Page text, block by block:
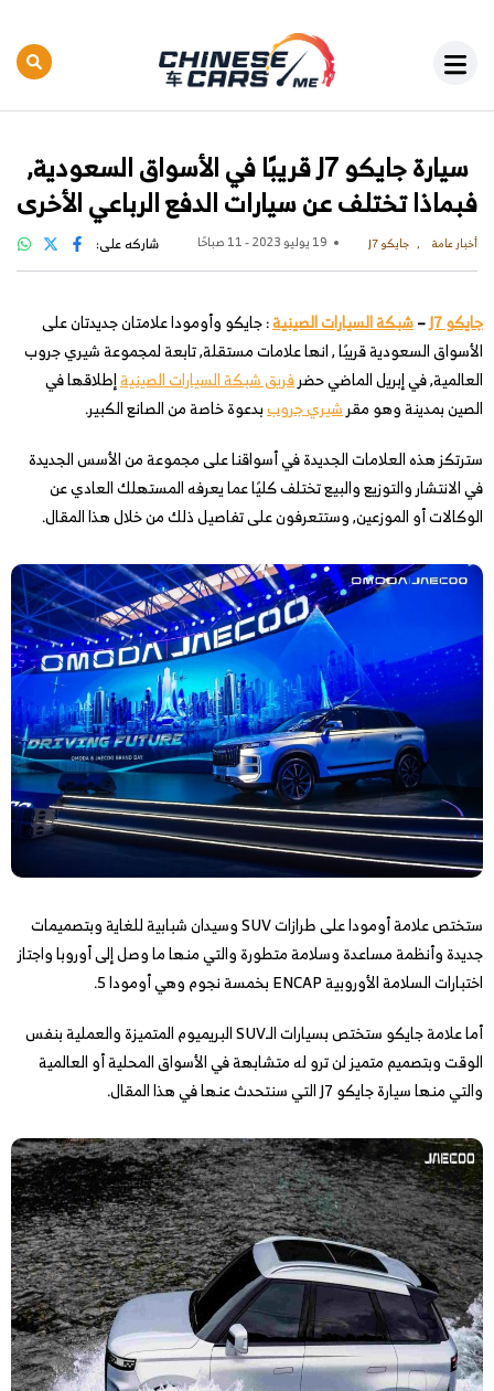
سيارة جايكو J7 قريبًا في الأسواق السعودية,
فبماذا تختلف عن سيارات الدفع الرباعي الأخرى
أخبار عامة جايكو J7 19 يوليو 2023 - 11 صباحًا شاركه على:
جايكو J7 –شبكة السيارات الصينية: جايكو وأومودا علامتان جديدتان على
الأسواق السعودية قريبًا , انها علامات مستقلة, تابعة لمجموعة شيري جروب
العالمية, في إبريل الماضي حضرفريق شبكة السيارات الصينيةإطلاقها في
الصين بمدينة وهو مقر شيري جروببدعوة خاصة من الصانع الكبير.
سترتكز هذه العلامات الجديدة في أسواقنا على مجموعة من الأسس الجديدة
في الانتشار والتوزيع والبيع تختلف كليًا عما يعرفه المستهلك العادي عن
الوكالات أو الموزعين, وستتعرفون على تفاصيل ذلك من خلال هذا المقال.
ستختص علامة أومودا على طرازات SUV وسيدان شبابية للغاية وبتصميمات
جديدة وأنظمة مساعدة وسلامة متطورة والتي منها ما وصل إلى أوروبا واجتاز
اختبارات السلامة الأوروبية ENCAP بخمسة نجوم وهي أومودا 5.
أما علامة جايكو ستختص بسيارات الـSUV البريميوم المتميزة والعملية بنفس
الوقت وبتصميم متميز لن ترو له متشابهة في الأسواق المحلية أو العالمية
والتي منها سيارة جايكو J7 التي سنتحدث عنها في هذا المقال.